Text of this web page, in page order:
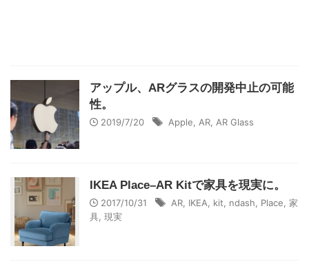
アップル、ARグラスの開発中止の可能
性。
2019/7/20 Apple AR AR Glass
IKEA Place–AR Kitで家具を現実に。
2017/10/31 AR IKEA kit ndash Place 家
具 現実